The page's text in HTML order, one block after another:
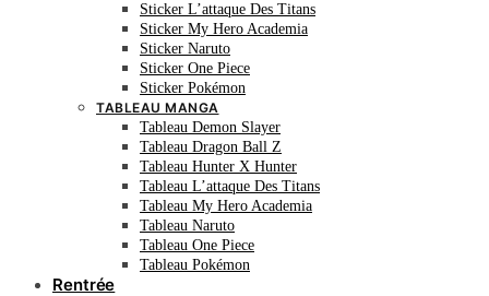
Sticker L’attaque Des Titans
Sticker My Hero Academia
Sticker Naruto
Sticker One Piece
Sticker Pokémon
TABLEAU MANGA
Tableau Demon Slayer
Tableau Dragon Ball Z
Tableau Hunter X Hunter
Tableau L’attaque Des Titans
Tableau My Hero Academia
Tableau Naruto
Tableau One Piece
Tableau Pokémon
Rentrée